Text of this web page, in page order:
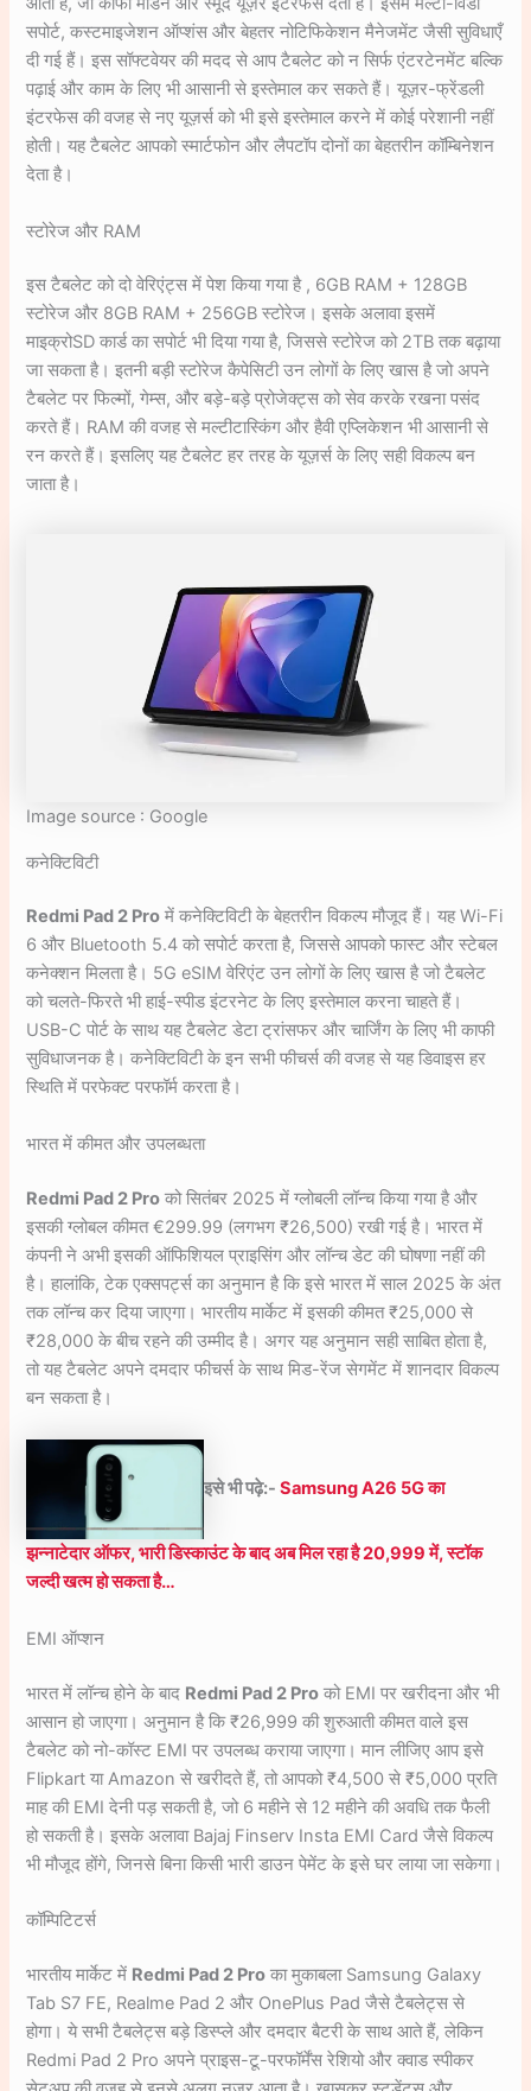
सपोर्ट, कस्टमाइजेशन ऑप्शंस और बेहतर नोटिफिकेशन मैनेजमेंट जैसी सुविधाएँ
दी गई हैं। इस सॉफ्टवेयर की मदद से आप टैबलेट को न सिर्फ एंटरटेनमेंट बल्कि
पढ़ाई और काम के लिए भी आसानी से इस्तेमाल कर सकते हैं। यूज़र-फ्रेंडली
इंटरफेस की वजह से नए यूज़र्स को भी इसे इस्तेमाल करने में कोई परेशानी नहीं
होती। यह टैबलेट आपको स्मार्टफोन और लैपटॉप दोनों का बेहतरीन कॉम्बिनेशन
देता है।
स्टोरेज और RAM
इस टैबलेट को दो वेरिएंट्स में पेश किया गया है , 6GB RAM + 128GB
स्टोरेज और 8GB RAM + 256GB स्टोरेज। इसके अलावा इसमें
माइक्रोSD कार्ड का सपोर्ट भी दिया गया है, जिससे स्टोरेज को 2TB तक बढ़ाया
जा सकता है। इतनी बड़ी स्टोरेज कैपेसिटी उन लोगों के लिए खास है जो अपने
टैबलेट पर फिल्मों, गेम्स, और बड़े-बड़े प्रोजेक्ट्स को सेव करके रखना पसंद
करते हैं। RAM की वजह से मल्टीटास्किंग और हैवी एप्लिकेशन भी आसानी से
रन करते हैं। इसलिए यह टैबलेट हर तरह के यूज़र्स के लिए सही विकल्प बन
जाता है।
Image source : Google
कनेक्टिविटी
Redmi Pad 2 Pro में कनेक्टिविटी के बेहतरीन विकल्प मौजूद हैं। यह Wi-Fi
6 और Bluetooth 5.4 को सपोर्ट करता है, जिससे आपको फास्ट और स्टेबल
कनेक्शन मिलता है। 5G eSIM वेरिएंट उन लोगों के लिए खास है जो टैबलेट
को चलते-फिरते भी हाई-स्पीड इंटरनेट के लिए इस्तेमाल करना चाहते हैं।
USB-C पोर्ट के साथ यह टैबलेट डेटा ट्रांसफर और चार्जिंग के लिए भी काफी
सुविधाजनक है। कनेक्टिविटी के इन सभी फीचर्स की वजह से यह डिवाइस हर
स्थिति में परफेक्ट परफॉर्म करता है।
भारत में कीमत और उपलब्धता
Redmi Pad 2 Pro को सितंबर 2025 में ग्लोबली लॉन्च किया गया है और
इसकी ग्लोबल कीमत €299.99 (लगभग ₹26,500) रखी गई है। भारत में
कंपनी ने अभी इसकी ऑफिशियल प्राइसिंग और लॉन्च डेट की घोषणा नहीं की
है। हालांकि, टेक एक्सपर्ट्स का अनुमान है कि इसे भारत में साल 2025 के अंत
तक लॉन्च कर दिया जाएगा। भारतीय मार्केट में इसकी कीमत ₹25,000 से
₹28,000 के बीच रहने की उम्मीद है। अगर यह अनुमान सही साबित होता है,
तो यह टैबलेट अपने दमदार फीचर्स के साथ मिड-रेंज सेगमेंट में शानदार विकल्प
बन सकता है।
इसे भी पढ़े:- Samsung A26 5G का
झन्नाटेदार ऑफर, भारी डिस्काउंट के बाद अब मिल रहा है 20,999 में, स्टॉक
जल्दी खत्म हो सकता है…
EMI ऑप्शन
भारत में लॉन्च होने के बाद Redmi Pad 2 Pro को EMI पर खरीदना और भी
आसान हो जाएगा। अनुमान है कि ₹26,999 की शुरुआती कीमत वाले इस
टैबलेट को नो-कॉस्ट EMI पर उपलब्ध कराया जाएगा। मान लीजिए आप इसे
Flipkart या Amazon से खरीदते हैं, तो आपको ₹4,500 से ₹5,000 प्रति
माह की EMI देनी पड़ सकती है, जो 6 महीने से 12 महीने की अवधि तक फैली
हो सकती है। इसके अलावा Bajaj Finserv Insta EMI Card जैसे विकल्प
भी मौजूद होंगे, जिनसे बिना किसी भारी डाउन पेमेंट के इसे घर लाया जा सकेगा।
कॉम्पिटिटर्स
भारतीय मार्केट में Redmi Pad 2 Pro का मुकाबला Samsung Galaxy
Tab S7 FE, Realme Pad 2 और OnePlus Pad जैसे टैबलेट्स से
होगा। ये सभी टैबलेट्स बड़े डिस्प्ले और दमदार बैटरी के साथ आते हैं, लेकिन
Redmi Pad 2 Pro अपने प्राइस-टू-परफॉर्मेंस रेशियो और क्वाड स्पीकर